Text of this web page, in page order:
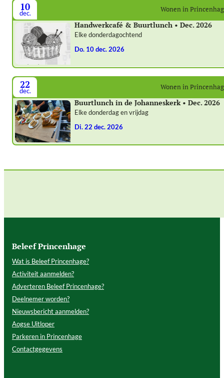
10
dec. Wonen in
Handwerkcafé & Buurtlunch • Dec. 2026
Elke donderdagochtend
do. 10 dec. 2026
22
dec. Wonen in
Buurtlunch in de Johanneskerk • Dec. 2026
Elke donderdag en vrijdag
di. 22 dec. 2026
Beleef Princenhage
Wat is Beleef Princenhage?
Activiteit aanmelden?
Adverteren Beleef Princenhage?
Deelnemer worden?
Nieuwsbericht aanmelden?
Aogse Uitloper
Parkeren in Princenhage
Contactgegevens